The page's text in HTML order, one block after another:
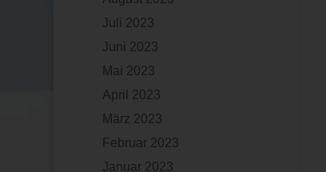
Juli 2023
Juni 2023
Mai 2023
April 2023
März 2023
Februar 2023
Januar 2023